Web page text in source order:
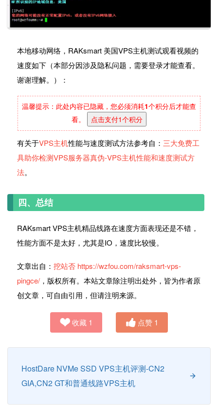
本地移动网络，RAKsmart 美国VPS主机测试观看视频的
速度如下（本部分因涉及隐私问题，需要登录才能查看。
谢谢理解。）：
温馨提示：此处内容已隐藏，您必须消耗1个积分后才能查
看。
点击支付1个积分
有关于VPS主机性能与速度测试方法参考自： 三大免费工
具助你检测VPS服务器真伪-VPS主机性能和速度测试方
法。
四、总结
RAKsmart VPS主机精品线路在速度方面表现还是不错，
性能方面不是太好，尤其是IO，速度比较慢。
文章出自： 挖站否 https://wzfou.com/raksmart-vps-
pingce/ ，版权所有。本站文章除注明出处外，皆为作者原
创文章，可自由引用，但请注明来源。
收藏 1 点赞 1
HostDare NVMe SSD VPS主机评测-CN2
GIA,CN2 GT和普通线路VPS主机